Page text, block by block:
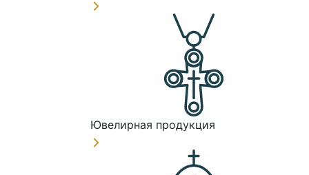
Ювелирная продукция